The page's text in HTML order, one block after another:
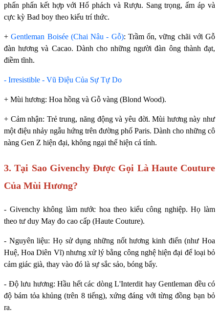
phấn phấn kết hợp với Hổ phách và Rượu. Sang trọng, ấm áp và
cực kỳ Bad boy theo kiểu trí thức.
+Gentleman Boisée (Chai Nâu - Gỗ): Trầm ổn, vững chãi với Gỗ
đàn hương và Cacao. Dành cho những người đàn ông thành đạt,
điềm tĩnh.
- Irresistible - Vũ Điệu Của Sự Tự Do
+ Mùi hương: Hoa hồng và Gỗ vàng (Blond Wood).
+ Cảm nhận: Trẻ trung, năng động và yêu đời. Mùi hương này như
một điệu nhảy ngẫu hứng trên đường phố Paris. Dành cho những cô
nàng Gen Z hiện đại, không ngại thể hiện cá tính.
3. Tại Sao Givenchy Được Gọi Là Haute Couture
Của Mùi Hương?
- Givenchy không làm nước hoa theo kiểu công nghiệp. Họ làm
theo tư duy May đo cao cấp (Haute Couture).
- Nguyên liệu: Họ sử dụng những nốt hương kinh điển (như Hoa
Huệ, Hoa Diên Vĩ) nhưng xử lý bằng công nghệ hiện đại để loại bỏ
cảm giác già, thay vào đó là sự sắc sảo, bóng bẩy.
- Độ lưu hương: Hầu hết các dòng L'Interdit hay Gentleman đều có
độ bám tỏa khủng (trên 8 tiếng), xứng đáng với từng đồng bạn bỏ
ra.